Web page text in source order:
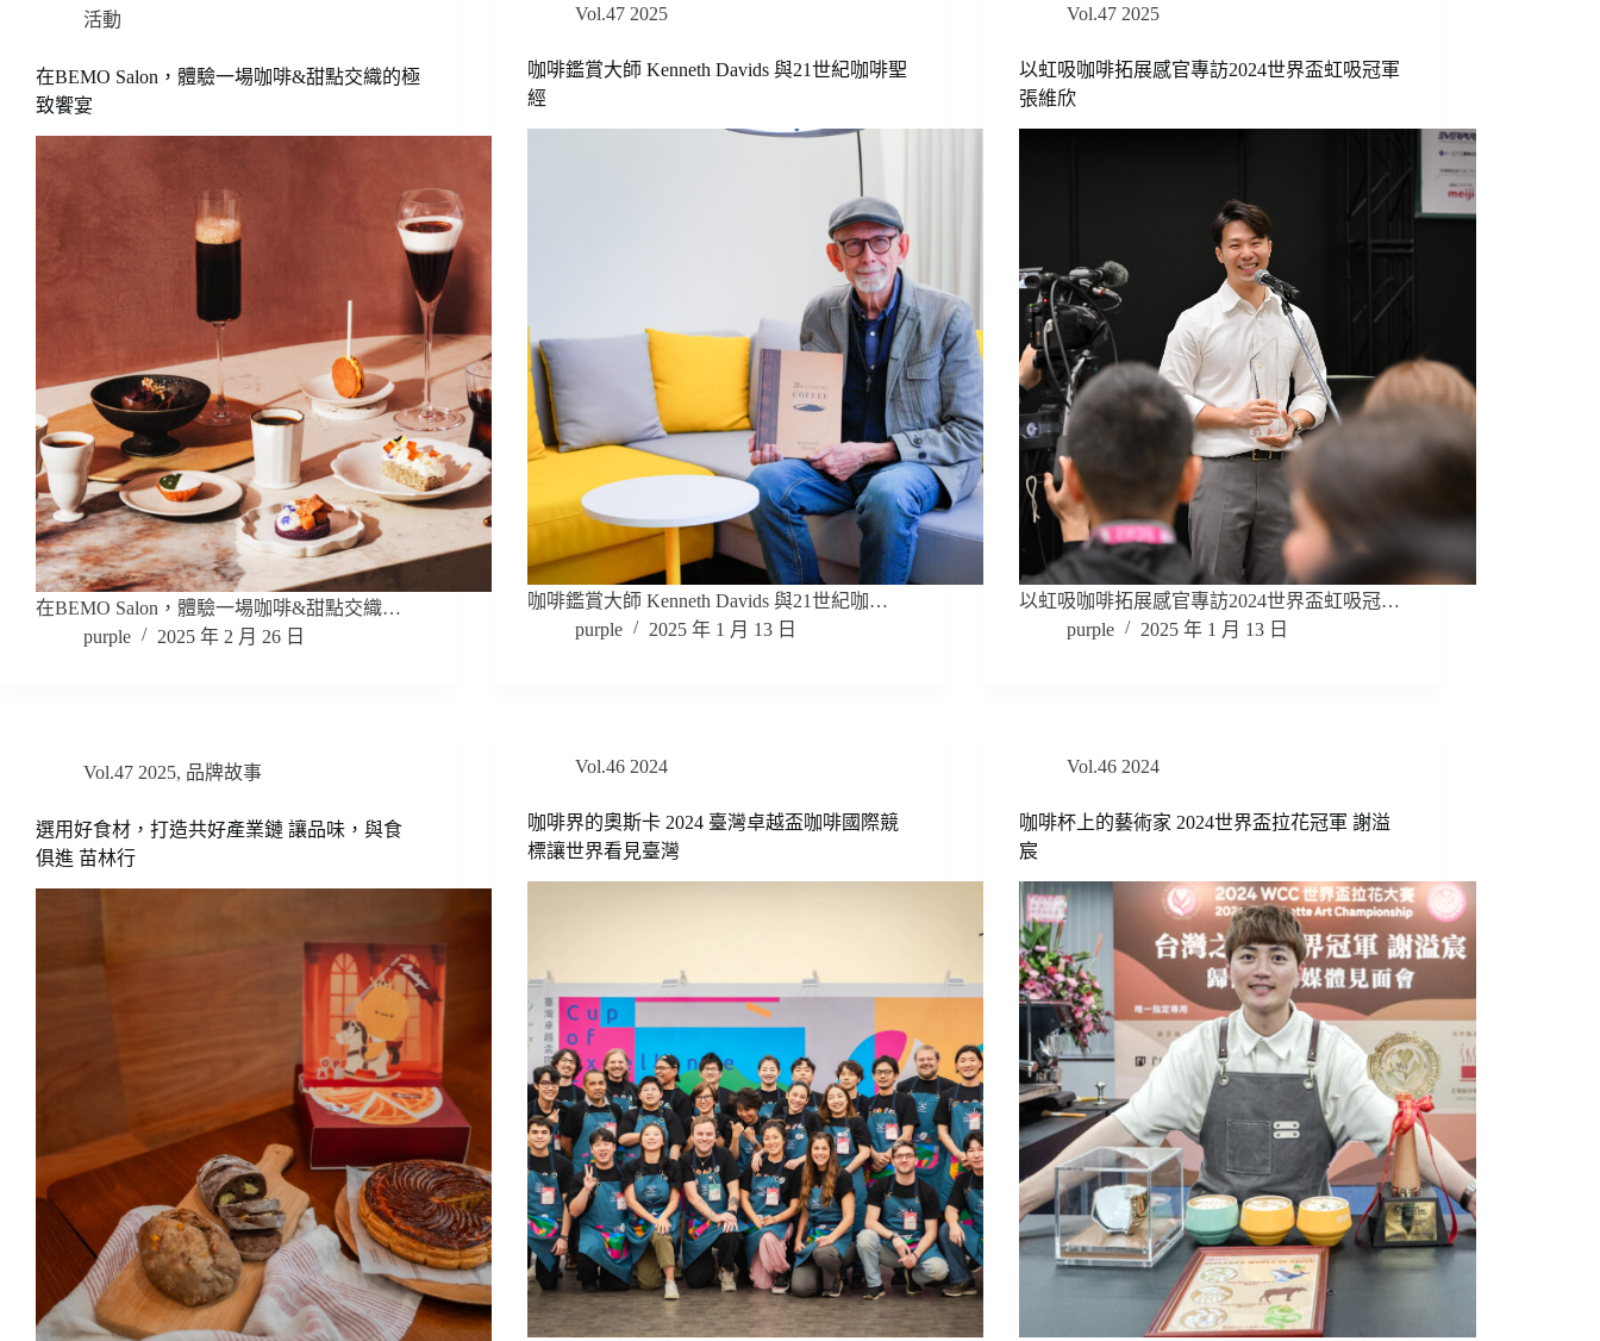
活動
在BEMO Salon，體驗一場咖啡&甜點交織的極
致饗宴
在BEMO Salon，體驗一場咖啡&甜點交織…
purple
2025 年 2 月 26 日
Vol.47 2025
咖啡鑑賞大師 Kenneth Davids 與21世紀咖啡聖
經
咖啡鑑賞大師 Kenneth Davids 與21世紀咖…
purple
2025 年 1 月 13 日
Vol.47 2025
以虹吸咖啡拓展感官專訪2024世界盃虹吸冠軍
張維欣
以虹吸咖啡拓展感官專訪2024世界盃虹吸冠…
purple
2025 年 1 月 13 日
Vol.47 2025, 品牌故事
選用好食材，打造共好產業鏈 讓品味，與食
俱進 苗林行
Vol.46 2024
咖啡界的奧斯卡 2024 臺灣卓越盃咖啡國際競
標讓世界看見臺灣
Vol.46 2024
咖啡杯上的藝術家 2024世界盃拉花冠軍 謝溢
宸